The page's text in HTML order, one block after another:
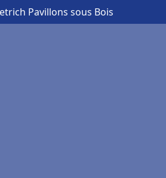
Pavillons sous Bois